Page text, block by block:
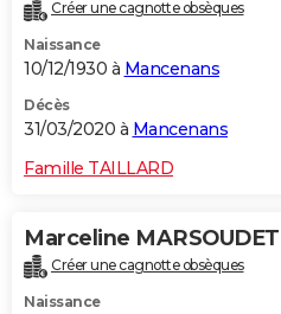
Créer une cagnotte obsèques
Naissance
10/12/1930 à Mancenans
Décès
31/03/2020 à Mancenans
Famille TAILLARD
Marceline MARSOUDET
Créer une cagnotte obsèques
Naissance